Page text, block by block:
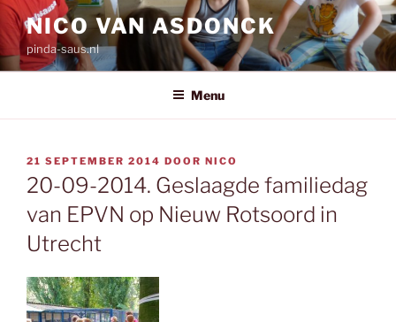
Ga
naar
de
inhoud
NICO VAN ASDONCK
pinda-saus.nl
Menu
GEPLAATST
OP
21 SEPTEMBER 2014 DOOR NICO
20-09-2014. Geslaagde familiedag
van EPVN op Nieuw Rotsoord in
Utrecht